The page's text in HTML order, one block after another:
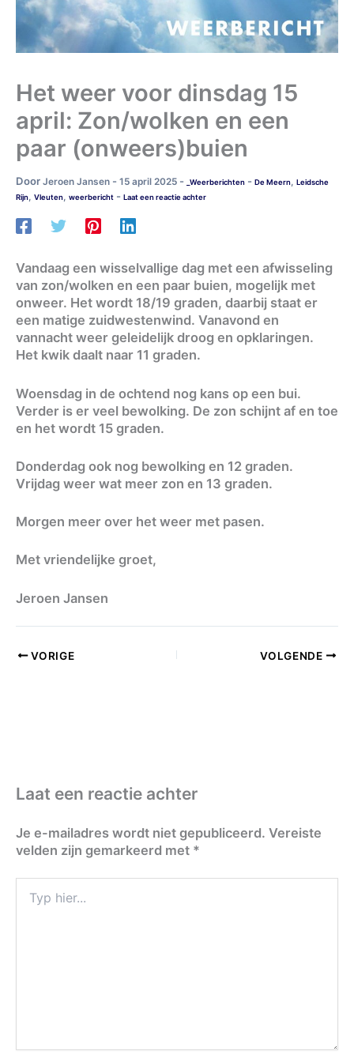
Het weer voor dinsdag 15
april: Zon/wolken en een
paar (onweers)buien
Door Jeroen Jansen - 15 april 2025 - _Weerberichten - De Meern, Leidsche
Rijn, Vleuten, weerbericht - Laat een reactie achter
Vandaag een wisselvallige dag met een afwisseling
van zon/wolken en een paar buien, mogelijk met
onweer. Het wordt 18/19 graden, daarbij staat er
een matige zuidwestenwind. Vanavond en
vannacht weer geleidelijk droog en opklaringen.
Het kwik daalt naar 11 graden.
Woensdag in de ochtend nog kans op een bui.
Verder is er veel bewolking. De zon schijnt af en toe
en het wordt 15 graden.
Donderdag ook nog bewolking en 12 graden.
Vrijdag weer wat meer zon en 13 graden.
Morgen meer over het weer met pasen.
Met vriendelijke groet,
Jeroen Jansen
VORIGE VOLGENDE
Laat een reactie achter
Je e-mailadres wordt niet gepubliceerd. Vereiste
velden zijn gemarkeerd met *
hier...